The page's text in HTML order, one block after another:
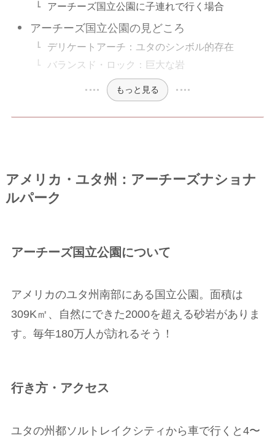
アーチーズ国立公園に子連れで行く場合
アーチーズ国立公園の見どころ
デリケートアーチ：ユタのシンボル的存在
バランスド・ロック：巨大な岩
もっと見る
アメリカ・ユタ州：アーチーズナショナ
ルパーク
アーチーズ国立公園について
アメリカのユタ州南部にある国立公園。面積は
309K㎡、自然にできた2000を超える砂岩がありま
す。毎年180万人が訪れるそう！
行き方・アクセス
ユタの州都ソルトレイクシティから車で行くと4〜